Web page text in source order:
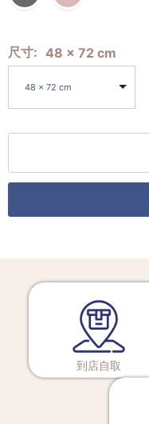
尺寸 48 x 72 cm
48 x 72 cm
到店自取